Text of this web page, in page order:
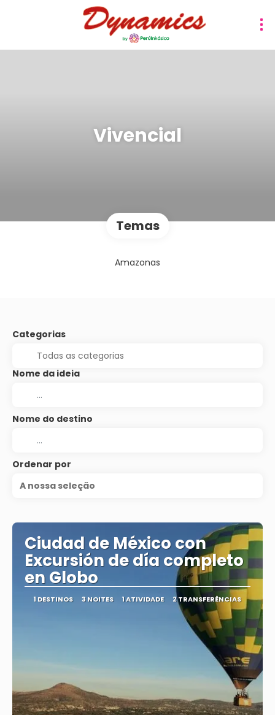
Vivencial
Temas
Amazonas
Categorias
Nome da ideia
Nome do destino
Ordenar por
A nossa seleção
Ciudad de México con
Excursión de día completo
en Globo
1 DESTINOS 3 NOITES 1 ATIVIDADE 2 TRANSFERÊNCIAS